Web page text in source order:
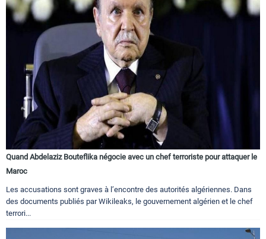
Quand Abdelaziz Bouteflika négocie avec un chef terroriste pour attaquer le
Maroc
Les accusations sont graves à l’encontre des autorités algériennes. Dans
des documents publiés par Wikileaks, le gouvernement algérien et le chef
terrori...